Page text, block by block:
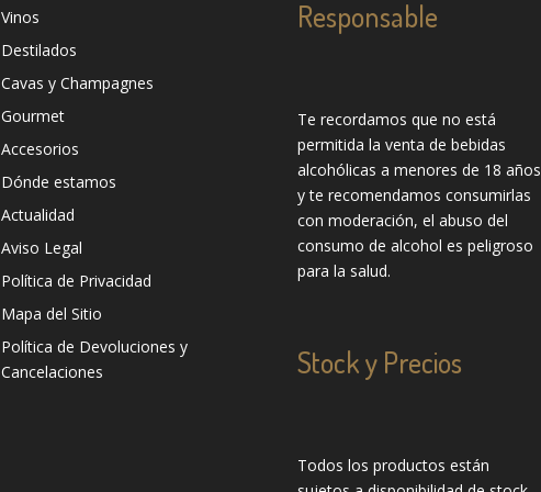
Vinos
Destilados
Cavas y Champagnes
Gourmet
Accesorios
Dónde estamos
Actualidad
Aviso Legal
Política de Privacidad
Mapa del Sitio
Política de Devoluciones y
Cancelaciones
Responsable
Te recordamos que no está
permitida la venta de bebidas
alcohólicas a menores de 18 años
y te recomendamos consumirlas
con moderación, el abuso del
consumo de alcohol es peligroso
para la salud.
Stock y Precios
Todos los productos están